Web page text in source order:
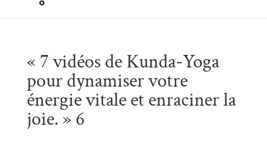
« 7 vidéos de Kunda-Yoga
pour dynamiser votre
énergie vitale et enraciner la
joie. » 6